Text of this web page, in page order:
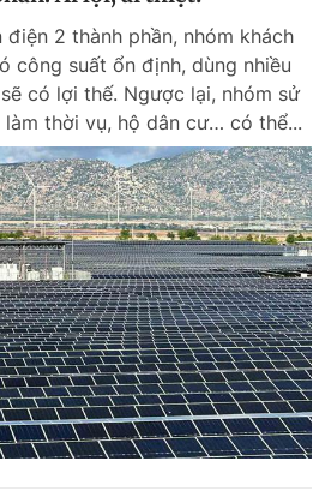
điện 2 thành phần, nhóm khách
công suất ổn định, dùng nhiều
có lợi thế. Ngược lại, nhóm sử
thời vụ, hộ dân cư… có thể...